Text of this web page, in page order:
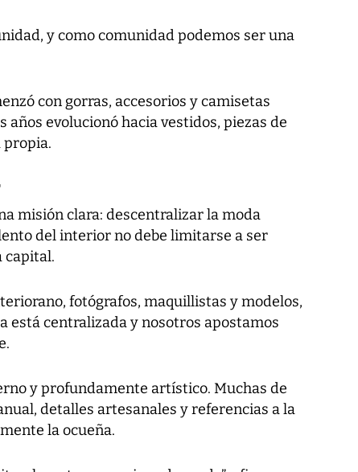
y como comunidad podemos ser una
con gorras, accesorios y camisetas
años evolucionó hacia vestidos, piezas de
propia.
misión clara: descentralizar la moda
del interior no debe limitarse a ser
capital.
fotógrafos, maquillistas y modelos,
está centralizada y nosotros apostamos
y profundamente artístico. Muchas de
detalles artesanales y referencias a la
la ocueña.